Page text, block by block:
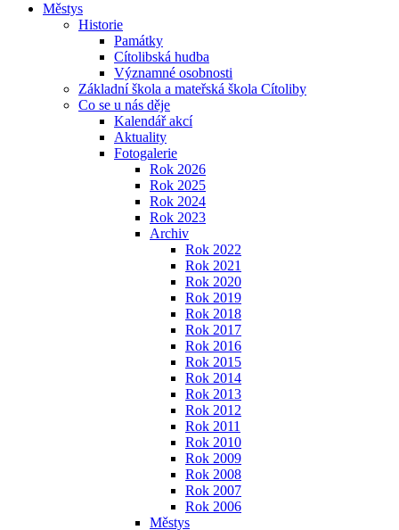
Městys
Historie
Památky
Cítolibská hudba
Významné osobnosti
Základní škola a mateřská škola Cítoliby
Co se u nás děje
Kalendář akcí
Aktuality
Fotogalerie
Rok 2026
Rok 2025
Rok 2024
Rok 2023
Archiv
Rok 2022
Rok 2021
Rok 2020
Rok 2019
Rok 2018
Rok 2017
Rok 2016
Rok 2015
Rok 2014
Rok 2013
Rok 2012
Rok 2011
Rok 2010
Rok 2009
Rok 2008
Rok 2007
Rok 2006
Městys